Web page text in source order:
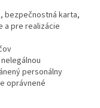
bezpečnostná karta,
a pre realizácie
personálny
oprávnené